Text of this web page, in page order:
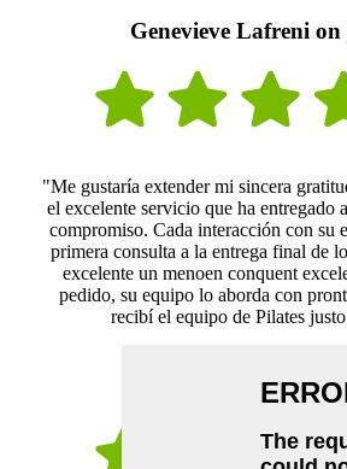
Genevieve Lafreni on
"Me gustaría extender mi sincera
el excelente servicio que ha entregado
compromiso. Cada interacción con su
primera consulta a la entrega final de
excelente un menoen conquent
pedido, su equipo lo aborda con
recibí el equipo de Pilates
Anastasija